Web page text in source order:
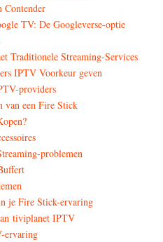
TV: De Googleverse-optie
Traditionele Streaming-Services
IPTV Voorkeur geven
providers
van een Fire Stick
problemen
je Fire Stick-ervaring
tiviplanet IPTV
ervaring